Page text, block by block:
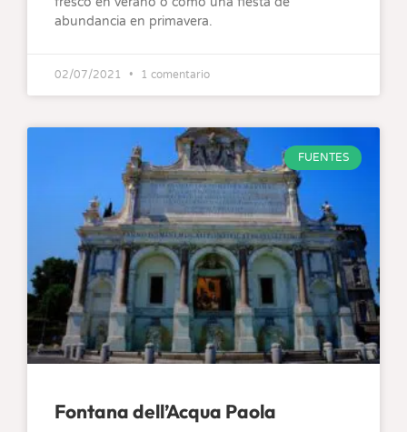
abundancia en primavera.
02/07/2021 1 comentario
FUENTES
Fontana dell’Acqua Paola